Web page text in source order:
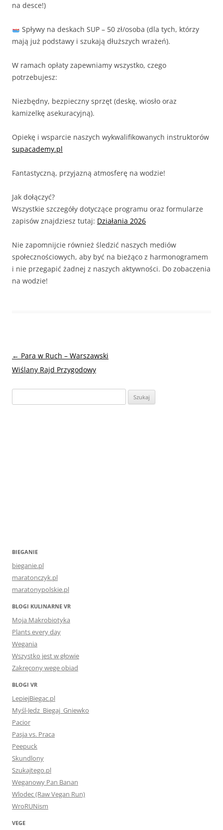
na desce!)
Spływy na deskach SUP – 50 zł/osoba (dla tych, którzy
mają już podstawy i szukają dłuższych wrażeń).
W ramach opłaty zapewniamy wszystko, czego
potrzebujesz:
Niezbędny, bezpieczny sprzęt (deskę, wiosło oraz
kamizelkę asekuracyjną).
Opiekę i wsparcie naszych wykwalifikowanych instruktorów
supacademy.pl
Fantastyczną, przyjazną atmosferę na wodzie!
Jak dołączyć?
Wszystkie szczegóły dotyczące programu oraz formularze
zapisów znajdziesz tutaj: Działania 2026
Nie zapomnijcie również śledzić naszych mediów
społecznościowych, aby być na bieżąco z harmonogramem
i nie przegapić żadnej z naszych aktywności. Do zobaczenia
na wodzie!
Nawigacja
wpisu
← Para w Ruch – Warszawski
Wiślany Rajd Przygodowy
BIEGANIE
bieganie.pl
maratonczyk.pl
maratonypolskie.pl
BLOGI KULINARNE VR
Moja Makrobiotyka
Plants every day
Wegania
Wszystko jest w głowie
Zakręcony wege obiad
BLOGI VR
LepiejBiegac.pl
Myśl-Jedz_Biegaj_Gniewko
Pacior
Pasja vs. Praca
Peepuck
Skundlony
Szukajtego.pl
Weganowy Pan Banan
Wlodec (Raw Vegan Run)
WroRUNism
VEGE